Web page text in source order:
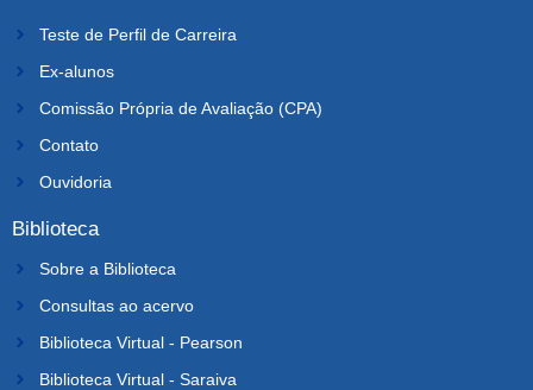
Teste de Perfil de Carreira
Ex-alunos
Comissão Própria de Avaliação (CPA)
Contato
Ouvidoria
Biblioteca
Sobre a Biblioteca
Consultas ao acervo
Biblioteca Virtual - Pearson
Biblioteca Virtual - Saraiva